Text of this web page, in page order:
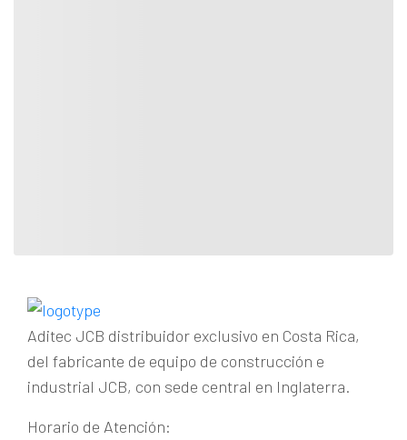
Aditec JCB distribuidor exclusivo en Costa Rica,
del fabricante de equipo de construcción e
industrial JCB, con sede central en Inglaterra.
Horario de Atención: